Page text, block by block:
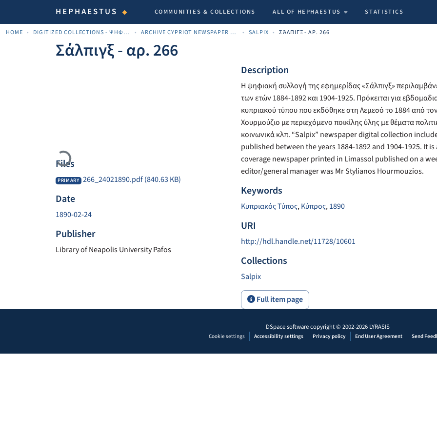
HEPHAESTUS COMMUNITIES & COLLECTIONS ALL OF HEPHAESTUS STATISTICS
HOME DIGITIZED COLLECTIONS - ΨΗΦΙΟΠΟΙΗΜΈΝΕΣ ΣΥΛΛΟΓΈΣ ARCHIVE CYPRIOT NEWSPAPER MATERIALS SALPIX ΣΆΛΠΙΓΞ - ΑΡ. 266
Σάλπιγξ - αρ. 266
Loading...
Files
PRIMARY 266_24021890.pdf(840.63 KB)
Date
1890-02-24
Publisher
Library of Neapolis University Pafos
Description
Η ψηφιακή συλλογή της εφημερίδας «Σάλπιγξ»
των ετών 1884-1892 και 1904-1925. Πρόκειται για
κυπριακού τύπου που εκδόθηκε στη Λεμεσό το 1884 από
Χουρμούζιο με περιεχόμενο ποικίλης ύλης με θέματα
κοινωνικά κλπ. “Salpix” newspaper digital collection
published between the years 1884-1892 and 1904-1925. It
coverage newspaper printed in Limassol published on a
editor/general manager was Mr Stylianos Hourmouzios.
Keywords
Κυπριακός Τύπος,Κύπρος,1890
URI
http://hdl.handle.net/11728/10601
Collections
Salpix
Full item page
DSpace softwarecopyright © 2002-2026 LYRASIS
Cookie settings Accessibility settings Privacy policy End User Agreement Send